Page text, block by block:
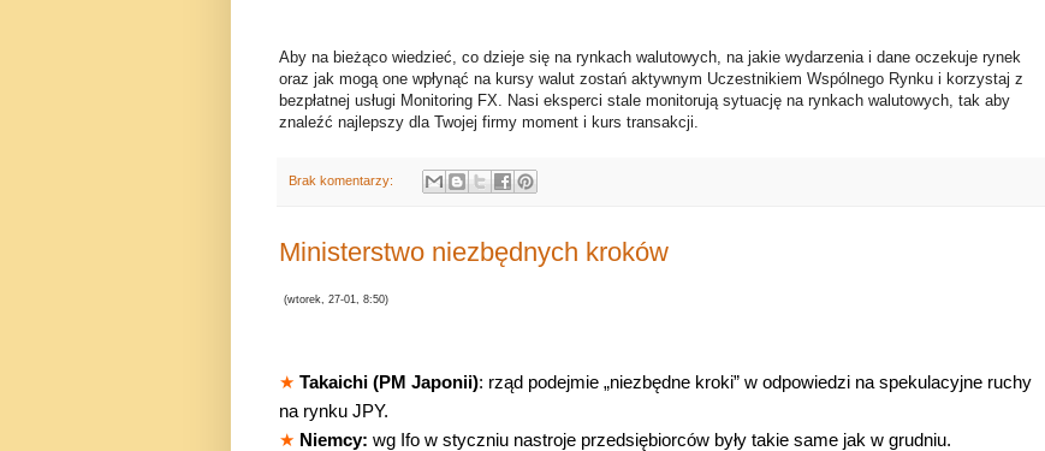
Aby na bieżąco wiedzieć, co dzieje się na rynkach walutowych, na jakie wydarzenia i dane oczekuje rynek
oraz jak mogą one wpłynąć na kursy walut zostań aktywnym Uczestnikiem Wspólnego Rynku i korzystaj z
bezpłatnej usługi Monitoring FX. Nasi eksperci stale monitorują sytuację na rynkach walutowych, tak aby
znaleźć najlepszy dla Twojej firmy moment i kurs transakcji.
Brak komentarzy:
Ministerstwo niezbędnych kroków
(wtorek, 27-01, 8:50)
★ Takaichi (PM Japonii): rząd podejmie „niezbędne kroki” w odpowiedzi na spekulacyjne ruchy
na rynku JPY.
★ Niemcy: wg Ifo w styczniu nastroje przedsiębiorców były takie same jak w grudniu.